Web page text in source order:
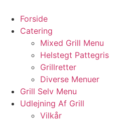
Forside
Catering
Mixed Grill Menu
Helstegt Pattegris
Grillretter
Diverse Menuer
Grill Selv Menu
Udlejning Af Grill
Vilkår